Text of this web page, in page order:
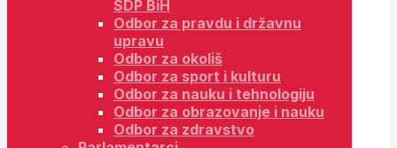
SDP BiH
Odbor za pravdu i državnu
upravu
Odbor za okoliš
Odbor za sport i kulturu
Odbor za nauku i tehnologiju
Odbor za obrazovanje i nauku
Odbor za zdravstvo